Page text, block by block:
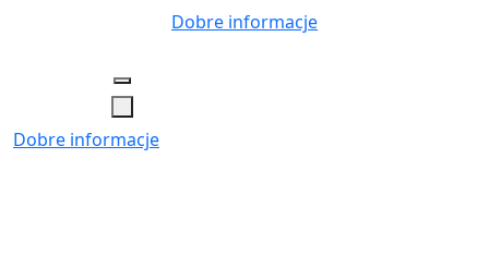
Dobre informacje
Dobre informacje